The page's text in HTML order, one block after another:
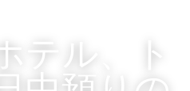
テル、ト